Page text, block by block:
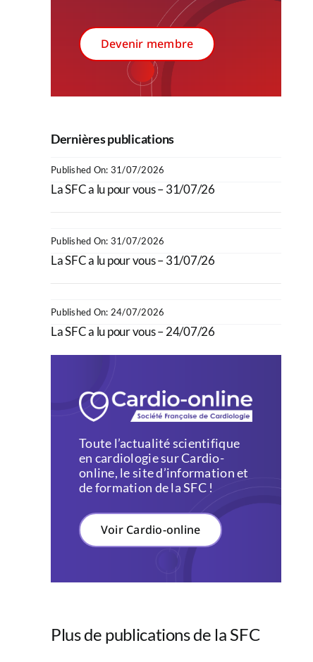
Devenir membre
Dernières publications
Published On: 31/07/2026
La SFC a lu pour vous – 31/07/26
Published On: 31/07/2026
La SFC a lu pour vous – 31/07/26
Published On: 24/07/2026
La SFC a lu pour vous – 24/07/26
Toute l’actualité scientifique
en cardiologie sur Cardio-
online, le site d’information et
de formation de la SFC !
Voir Cardio-online
Plus de publications de la SFC